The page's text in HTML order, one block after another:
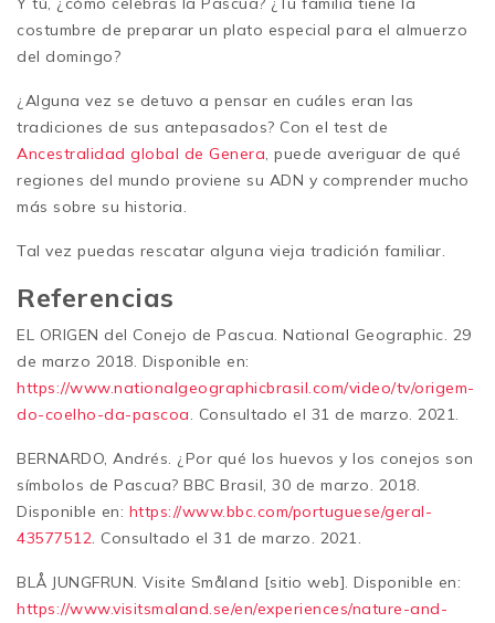
costumbre de preparar un plato especial para el almuerzo
del domingo?
¿Alguna vez se detuvo a pensar en cuáles eran las
tradiciones de sus antepasados? Con el test de
Ancestralidad global de Genera , puede averiguar de qué
regiones del mundo proviene su ADN y comprender mucho
más sobre su historia.
Tal vez puedas rescatar alguna vieja tradición familiar.
Referencias
EL ORIGEN del Conejo de Pascua. National Geographic. 29
de marzo 2018. Disponible en:
https://www.nationalgeographicbrasil.com/video/tv/origem-
do-coelho-da-pascoa . Consultado el 31 de marzo. 2021.
BERNARDO, Andrés. ¿Por qué los huevos y los conejos son
símbolos de Pascua? BBC Brasil, 30 de marzo. 2018.
Disponible en: https://www.bbc.com/portuguese/geral-
43577512 . Consultado el 31 de marzo. 2021.
BLÅ JUNGFRUN. Visite Småland [sitio web]. Disponible en:
https://www.visitsmaland.se/en/experiences/nature-and-